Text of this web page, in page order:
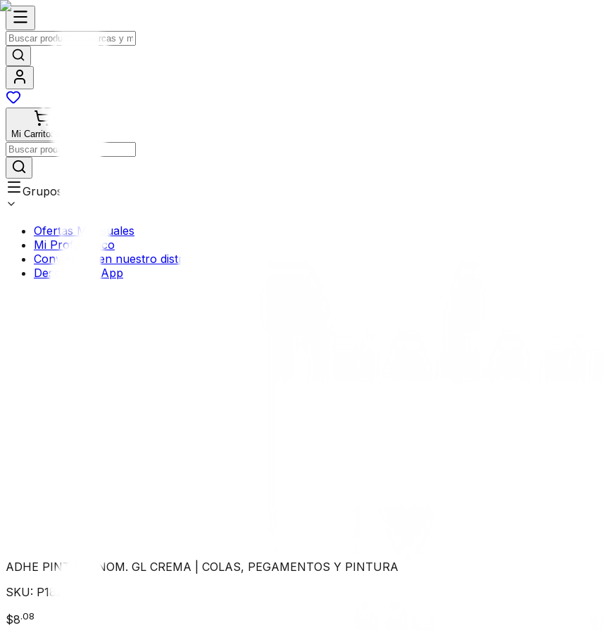
Mi Carrito$0.00
Grupos
Ofertas Mensuales
Mi Profermaco
Conviértete en nuestro distribuidor
Descarga la App
ADHE PINT ECONOM. GL CREMA
COLAS, PEGAMENTOS Y PINTURA
SKU: P182806
$8.08